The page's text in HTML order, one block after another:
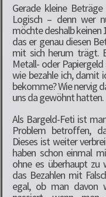
Gerade kleine
Logisch – denn wer
möchte deshalb keinen
das er genau diesen
mit sich herum trägt.
Metall- oder
wie bezahle ich, damit
bekomme? Wie nervig
uns da gewöhnt hatten.
Als Bargeld-Feti ist
Problem betroffen,
Dieses ist weiter
haben schon einmal
ohne es überhaupt zu
das Bezahlen mit
egal, ob man davon